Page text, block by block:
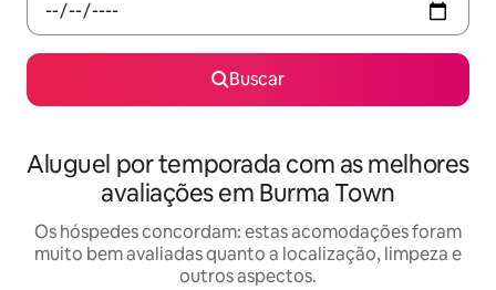
Buscar
Aluguel por temporada com as melhores
avaliações em Burma Town
Os hóspedes concordam: estas acomodações foram
muito bem avaliadas quanto a localização, limpeza e
outros aspectos.